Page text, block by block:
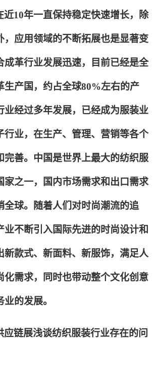
近10年一直保持稳定快速增长，除
，应用领域的不断拓展也是显著变
成革行业发展迅速，目前已经是全
生产国，约占全球80%左右的产
业经过多年发展，已经成为服装业
行业，在生产、管理、营销等各个
完善。中国是世界上最大的纺织服
家之一，国内市场需求和出口需求
全球。随着人们对时尚潮流的追
业不断引入国际先进的时尚设计和
新款式、新面料、新服饰，满足人
化需求，同时也带动整个文化创意
业的发展。
应链展浅谈纺织服装行业存在的问